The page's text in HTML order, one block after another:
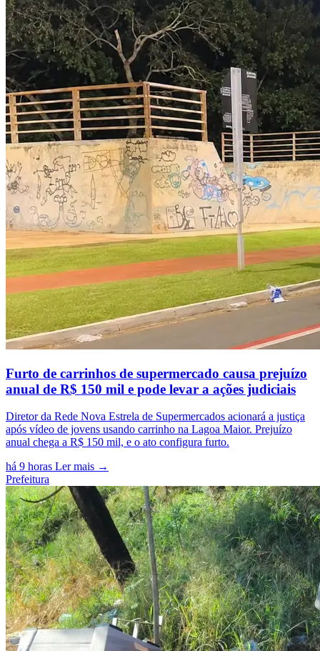
Furto de carrinhos de supermercado causa prejuízo
anual de R$ 150 mil e pode levar a ações judiciais
Diretor da Rede Nova Estrela de Supermercados acionará a justiça
após vídeo de jovens usando carrinho na Lagoa Maior. Prejuízo
anual chega a R$ 150 mil, e o ato configura furto.
há 9 horas Ler mais →
Prefeitura